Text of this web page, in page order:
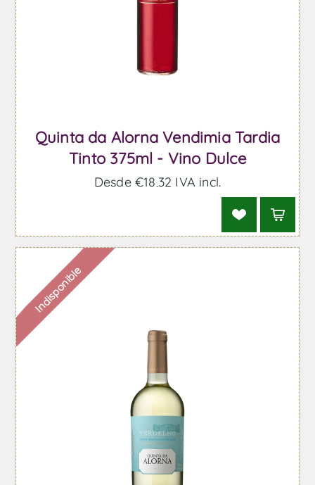
Quinta da Alorna Vendimia Tardia
Tinto 375ml - Vino Dulce
Desde €18,32 IVA incl.
Indisponible